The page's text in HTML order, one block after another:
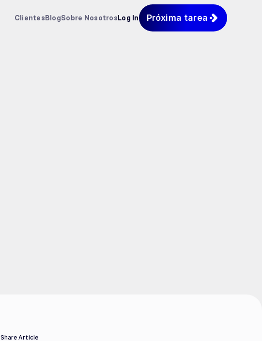
ClientesBlogSobre NosotrosLog In Próxima tarea
Share Article